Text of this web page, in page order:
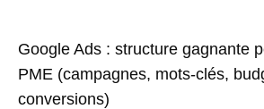
Google Ads : structure gagnante
PME (campagnes, mots-clés,
conversions)